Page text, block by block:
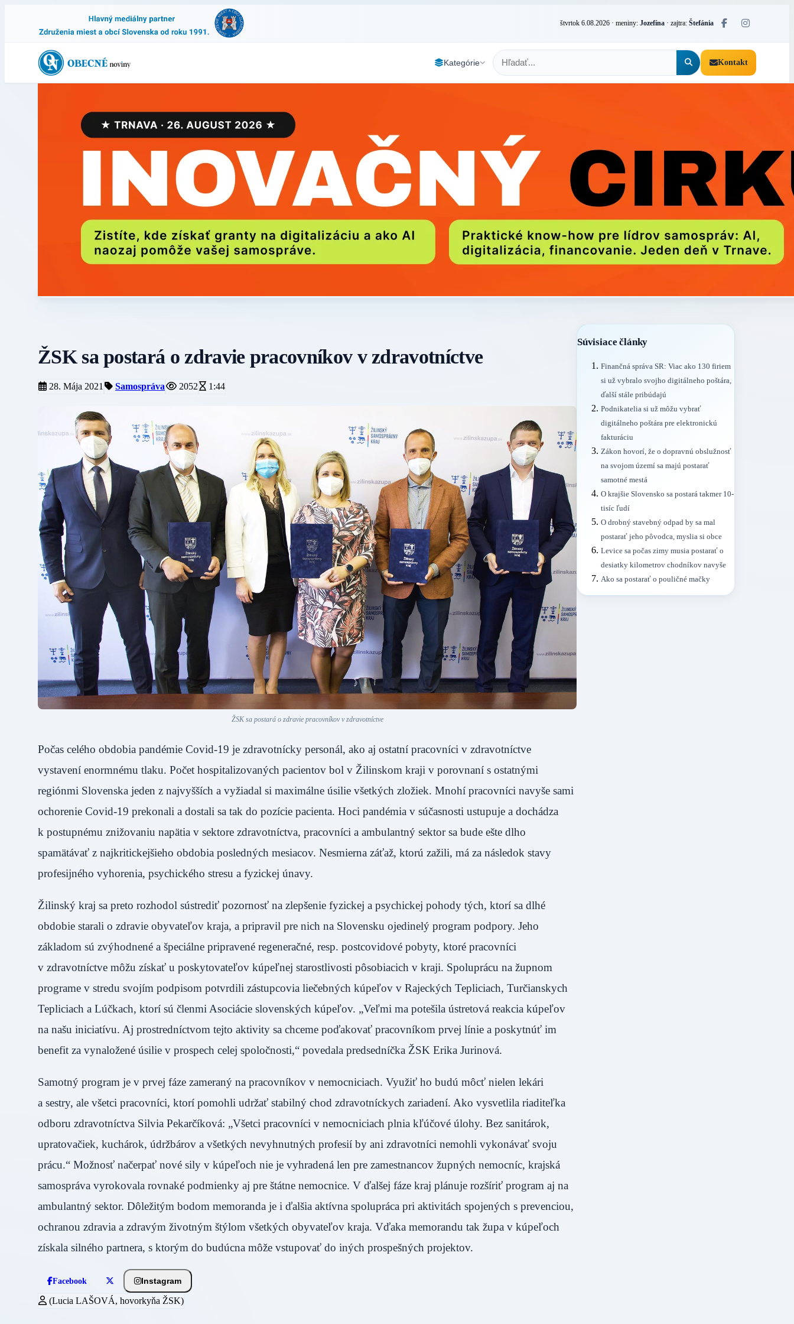
štvrtok 6.08.2026 · meniny: Jozefína · zajtra: Štefánia
Kategórie Kontakt
ŽSK sa postará o zdravie pracovníkov v zdravotníctve
28. Mája 2021 Samospráva 2052 1:44
ŽSK sa postará o zdravie pracovníkov v zdravotníctve
Počas celého obdobia pandémie Covid-19 je zdravotnícky personál, ako aj ostatní pracovníci v zdravotníctve
vystavení enormnému tlaku. Počet hospitalizovaných pacientov bol v Žilinskom kraji v porovnaní s ostatnými
regiónmi Slovenska jeden z najvyšších a vyžiadal si maximálne úsilie všetkých zložiek. Mnohí pracovníci navyše sami
ochorenie Covid-19 prekonali a dostali sa tak do pozície pacienta. Hoci pandémia v súčasnosti ustupuje a dochádza
k postupnému znižovaniu napätia v sektore zdravotníctva, pracovníci a ambulantný sektor sa bude ešte dlho
spamätávať z najkritickejšieho obdobia posledných mesiacov. Nesmierna záťaž, ktorú zažili, má za následok stavy
profesijného vyhorenia, psychického stresu a fyzickej únavy.
Žilinský kraj sa preto rozhodol sústrediť pozornosť na zlepšenie fyzickej a psychickej pohody tých, ktorí sa dlhé
obdobie starali o zdravie obyvateľov kraja, a pripravil pre nich na Slovensku ojedinelý program podpory. Jeho
základom sú zvýhodnené a špeciálne pripravené regeneračné, resp. postcovidové pobyty, ktoré pracovníci
v zdravotníctve môžu získať u poskytovateľov kúpeľnej starostlivosti pôsobiacich v kraji. Spoluprácu na župnom
programe v stredu svojím podpisom potvrdili zástupcovia liečebných kúpeľov v Rajeckých Tepliciach, Turčianskych
Tepliciach a Lúčkach, ktorí sú členmi Asociácie slovenských kúpeľov. „Veľmi ma potešila ústretová reakcia kúpeľov
na našu iniciatívu. Aj prostredníctvom tejto aktivity sa chceme poďakovať pracovníkom prvej línie a poskytnúť im
benefit za vynaložené úsilie v prospech celej spoločnosti,“ povedala predsedníčka ŽSK Erika Jurinová.
Samotný program je v prvej fáze zameraný na pracovníkov v nemocniciach. Využiť ho budú môcť nielen lekári
a sestry, ale všetci pracovníci, ktorí pomohli udržať stabilný chod zdravotníckych zariadení. Ako vysvetlila riaditeľka
odboru zdravotníctva Silvia Pekarčíková: „Všetci pracovníci v nemocniciach plnia kľúčové úlohy. Bez sanitárok,
upratovačiek, kuchárok, údržbárov a všetkých nevyhnutných profesií by ani zdravotníci nemohli vykonávať svoju
prácu.“ Možnosť načerpať nové sily v kúpeľoch nie je vyhradená len pre zamestnancov župných nemocníc, krajská
samospráva vyrokovala rovnaké podmienky aj pre štátne nemocnice. V ďalšej fáze kraj plánuje rozšíriť program aj na
ambulantný sektor. Dôležitým bodom memoranda je i ďalšia aktívna spolupráca pri aktivitách spojených s prevenciou,
ochranou zdravia a zdravým životným štýlom všetkých obyvateľov kraja. Vďaka memorandu tak župa v kúpeľoch
získala silného partnera, s ktorým do budúcna môže vstupovať do iných prospešných projektov.
Facebook Instagram
(Lucia LAŠOVÁ, hovorkyňa ŽSK)
Súvisiace články
Finančná správa SR: Viac ako 130 firiem
si už vybralo svojho digitálneho poštára,
ďalší stále pribúdajú
Podnikatelia si už môžu vybrať
digitálneho poštára pre elektronickú
fakturáciu
Zákon hovorí, že o dopravnú obslužnosť
na svojom území sa majú postarať
samotné mestá
O krajšie Slovensko sa postará takmer 10-
tisíc ľudí
O drobný stavebný odpad by sa mal
postarať jeho pôvodca, myslia si obce
Levice sa počas zimy musia postarať o
desiatky kilometrov chodníkov navyše
Ako sa postarať o pouličné mačky